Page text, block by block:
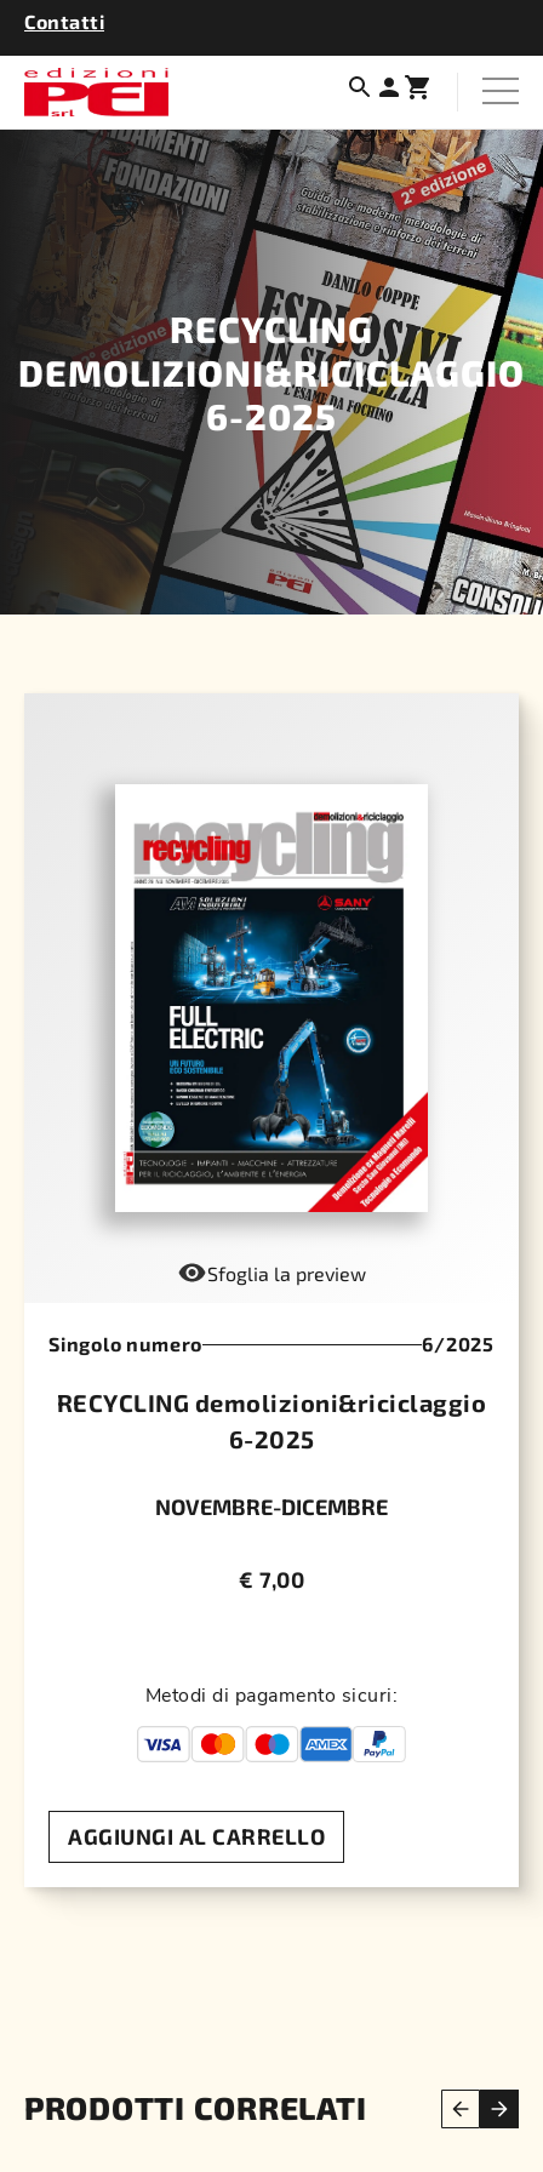
Contatti
RECYCLING
DEMOLIZIONI&RICICLAGGIO
6-2025
Sfoglia la preview
Singolo numero 6/2025
RECYCLING demolizioni&riciclaggio
6-2025
NOVEMBRE-DICEMBRE
€ 7,00
Metodi di pagamento sicuri:
AGGIUNGI AL CARRELLO
PRODOTTI CORRELATI